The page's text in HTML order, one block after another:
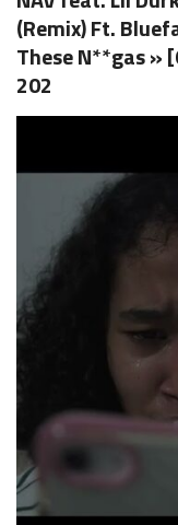
(Remix) Ft.
These N**gas »
202